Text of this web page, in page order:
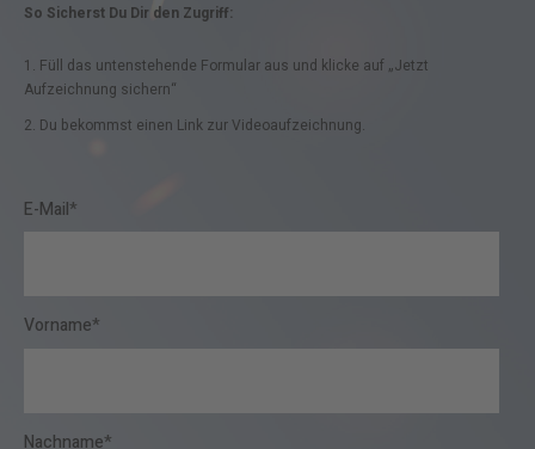
So Sicherst Du Dir den Zugriff:
1. Füll das untenstehende Formular aus und klicke auf „Jetzt
Aufzeichnung sichern“
2. Du bekommst einen Link zur Videoaufzeichnung.
E-Mail*
Vorname*
Nachname*